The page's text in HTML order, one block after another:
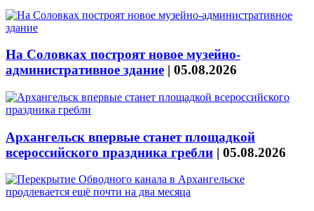
На Соловках построят новое музейно-
административное здание | 05.08.2026
Архангельск впервые станет площадкой
всероссийского праздника гребли | 05.08.2026